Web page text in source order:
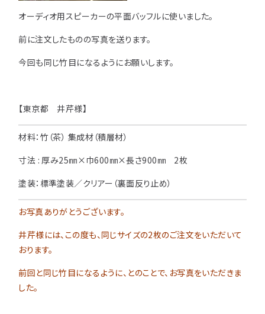
種類・樹種・用途から選ぶ
取扱木材と選び方
集成材（積層材）
化粧貼り
白ポリ
表面仕上 塗装
木材加工講座 製作工程とこだわり
ご利用ガイド
初めての方へ
ご注文から商品到着までの流れ
お見積もり・ ご注文方法について
変更・キャンセル・返品・交換について
送料について
施工・制作事例TOP 工場製作事例
テーブル・机
造作材・枠材 階段
お客様の声
会社情報
会社概要
Tel. 0584-33-2070
オーディオ用スピーカーの平面バッフルに使いました。
前に注文したものの写真を送ります。
今回も同じ竹目になるようにお願いします。
【東京都 井芹様】
材料：竹（茶） 集成材（積層材）
寸法 : 厚み25㎜×巾600㎜×長さ900㎜ 2枚
塗装：標準塗装／クリアー（裏面反り止め）
お写真ありがとうございます。
井芹様には、この度も、同じサイズの2枚のご注文をいただいて
おります。
前回と同じ竹目になるように、とのことで、お写真をいただきま
した。